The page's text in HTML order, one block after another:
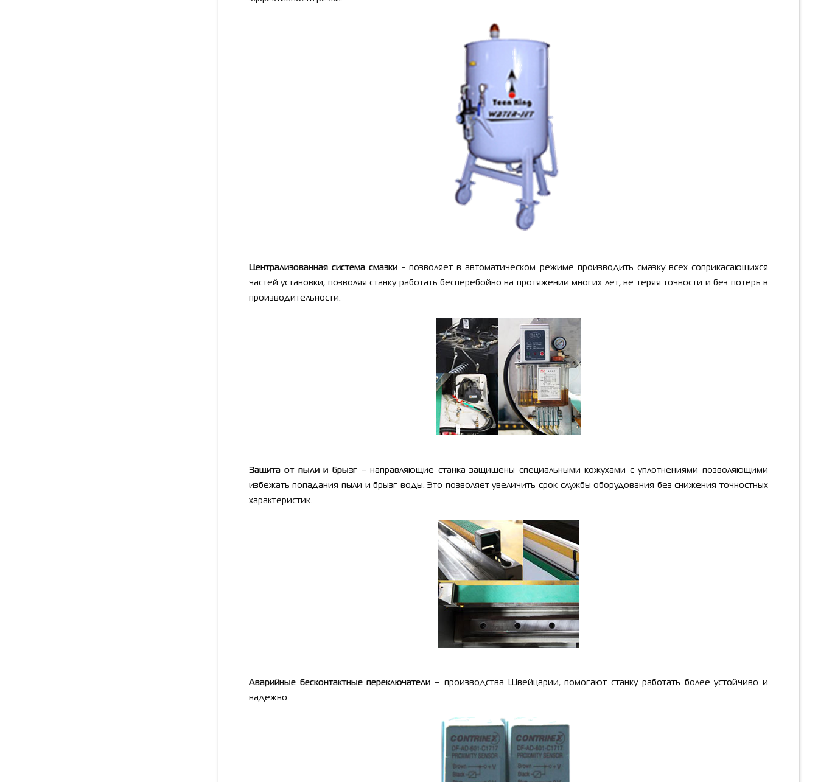
Централизованная система смазки - позволяет в автоматическом режиме производить смазку всех соприкасающихся
частей установки, позволяя станку работать бесперебойно на протяжении многих лет, не теряя точности и без потерь в
производительности.
Защита от пыли и брызг–направляющие станка защищены специальными кожухами с уплотнениями позволяющими
избежать попадания пыли и брызг воды. Это позволяет увеличить срок службы оборудования без снижения точностных
характеристик.
Аварийные бесконтактные переключатели – производства Швейцарии, помогают станку работать более устойчиво и
надежно